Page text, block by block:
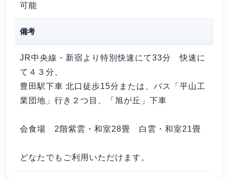
可能
備考
JR中央線・新宿より特別快速にて33分 快速に
て４３分、
豊田駅下車 北口徒歩15分または、バス「平山工
業団地」行き２つ目、「旭が丘」下車
会食場 2階紫雲・和室28畳 白雲・和室21畳
どなたでもご利用いただけます。